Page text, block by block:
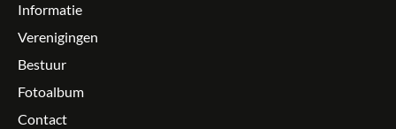
Informatie
Verenigingen
Bestuur
Fotoalbum
Contact